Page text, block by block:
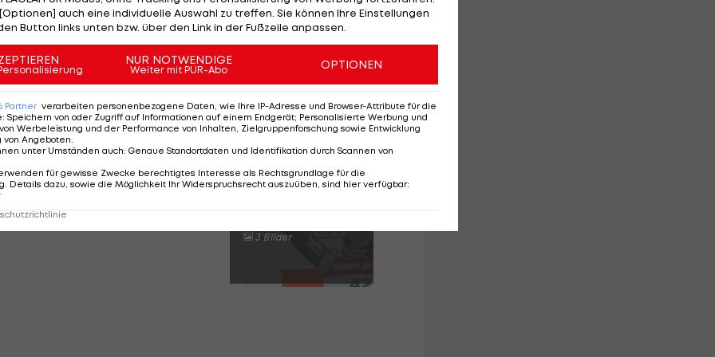
aus. Im März 2020 hat er sein Amt angetreten. Mit
auch vergangene Saison durfte er mit dem Team
Weltcupsiegen
SLIDESHOW
STARTEN
3 Bilder
auch eine individuelle Auswahl zu treffen. Sie können Ihre Einstellungen
Button links unten bzw. über den Link in der Fußzeile anpassen.
NUR NOTWENDIGE
Weiter mit PUR-Abo OPTIONEN
Partner verarbeiten personenbezogene Daten, wie Ihre IP-Adresse und Browser-Attribute für die
: Speichern von oder Zugriff auf Informationen auf einem Endgerät; Personalisierte Werbung und
Werbeleistung und der Performance von Inhalten, Zielgruppenforschung sowie Entwicklung
von Angeboten.
unter Umständen auch: Genaue Standortdaten und Identifikation durch Scannen von
für gewisse Zwecke berechtigtes Interesse als Rechtsgrundlage für die
Details dazu, sowie die Möglichkeit Ihr Widerspruchsrecht auszuüben, sind hier verfügbar: